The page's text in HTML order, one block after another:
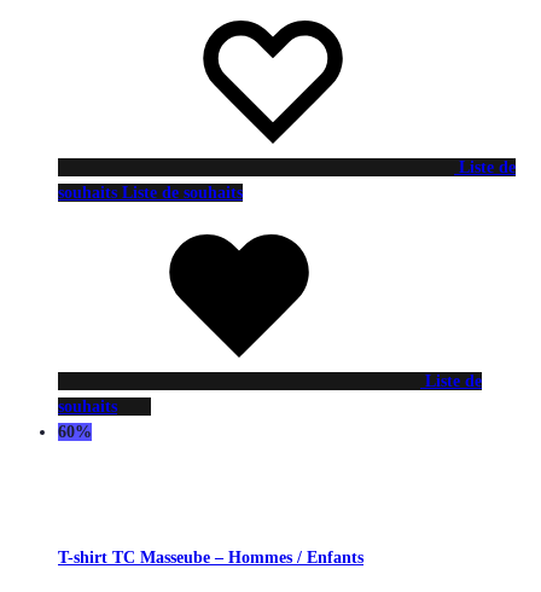
Liste de
souhaits Liste de souhaits
Liste de
souhaits
60%
T-shirt TC Masseube – Hommes / Enfants